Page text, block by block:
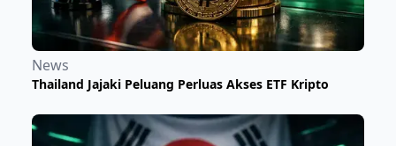
News
Thailand Jajaki Peluang Perluas Akses ETF Kripto